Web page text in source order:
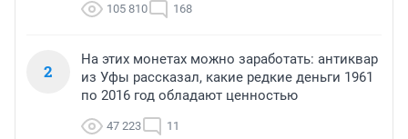
105 810 168
2
На этих монетах можно заработать: антиквар
из Уфы рассказал, какие редкие деньги 1961
по 2016 год обладают ценностью
47 223 11